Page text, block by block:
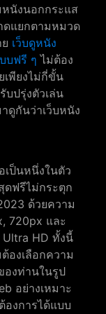
นังนอกกระแส
ดแยกตามหมวด
เว็บดูหนัง
บฟรี ๆ ไม่ต้อง
เพียงไม่กี่ขั้น
ปรุ่งตัวเล่น
กันว่าเว็บหนัง
เป็นหนึ่งในตัว
ดฟรีไม่กระตุก
ด้วยความ
720px และ
Ultra HD ทั้งนี้
องเลือกความ
องท่านในรูป
อย่างเหมาะ
งการได้แบบ